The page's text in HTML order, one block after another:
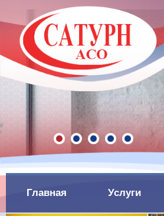
Главная Услуги